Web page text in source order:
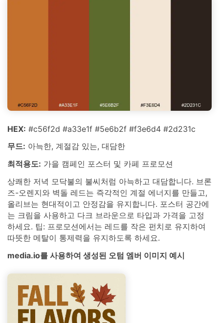
HEX: #c56f2d #a33e1f #5e6b2f #f3e6d4 #2d231c
무드: 아늑한, 계절감 있는, 대담한
최적용도: 가을 캠페인 포스터 및 카페 프로모션
상쾌한 저녁 모닥불의 불씨처럼 아늑하고 대담합니다. 브론
즈-오렌지와 벽돌 레드는 즉각적인 계절 에너지를 만들고,
올리브는 현대적이고 안정감을 유지합니다. 포스터 공간에
는 크림을 사용하고 다크 브라운으로 타입과 가격을 고정
하세요. 팁: 프로모션에서는 레드를 작은 펀치로 유지하여
따뜻한 메탈이 통제력을 유지하도록 하세요.
media.io를 사용하여 생성된 오텀 엠버 이미지 예시